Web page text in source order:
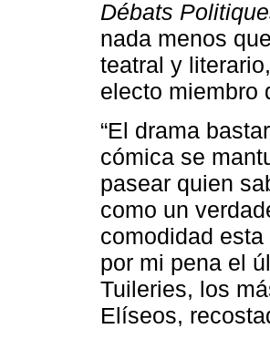
Débats
nada menos
teatral y
electo miembro
“El drama
cómica se
pasear quien
como un
comodidad
por mi pena el
Tuileries, los
Elíseos,